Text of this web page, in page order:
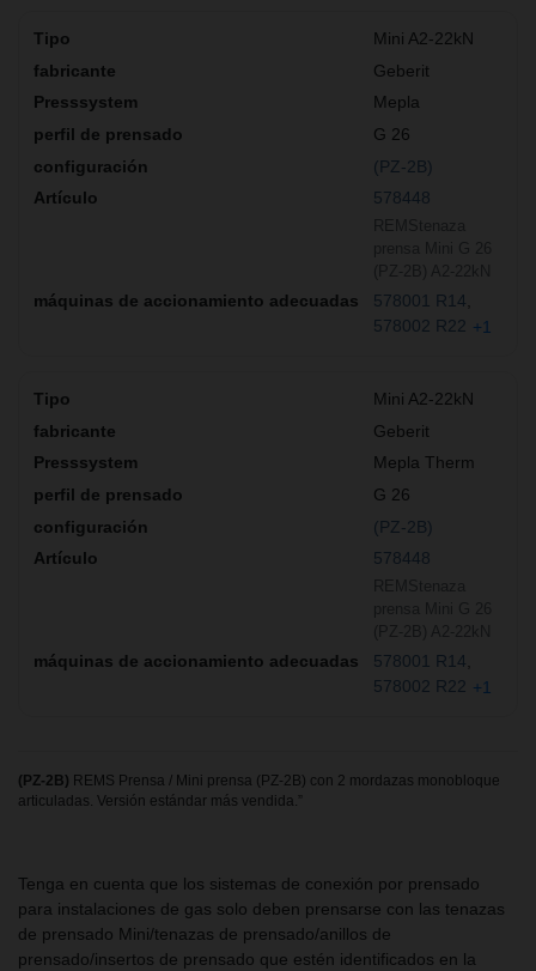
Mini A2-22kN
Geberit
Mepla
G 26
(PZ-2B)
578448
578001 R14
578002 R22 +1
Mini A2-22kN
Geberit
Mepla Therm
G 26
(PZ-2B)
578448
578001 R14
578002 R22 +1
(PZ-2B) REMS Prensa / Mini prensa (PZ-2B) con 2 mordazas monobloque
articuladas. Versión estándar más vendida.”
Tenga en cuenta que los sistemas de conexión por prensado
para instalaciones de gas solo deben prensarse con las tenazas
de prensado Mini/tenazas de prensado/anillos de
prensado/insertos de prensado que estén identificados en la